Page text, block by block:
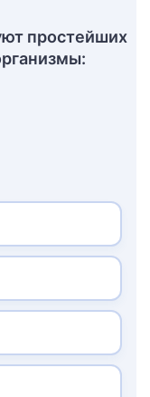
простейших